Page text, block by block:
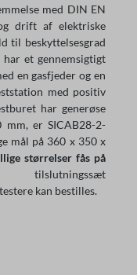
med DIN EN
drift af elektriske
til beskyttelsesgrad
et gennemsigtigt
en gasfjeder og en
med positiv
har generøse
er SICAB28-2-
mål på 360 x 350 x
størrelser fås på
kan bestilles.